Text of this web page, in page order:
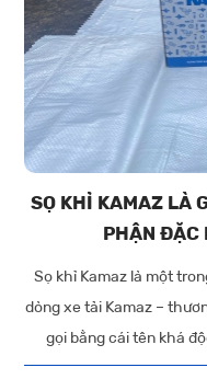
SỌ KHỈ KAMAZ LÀ
PHẬN ĐẶC
Sọ khỉ Kamaz là một
dòng xe tải Kamaz –
gọi bằng cái tên khá
nguồn gốc, công dụng